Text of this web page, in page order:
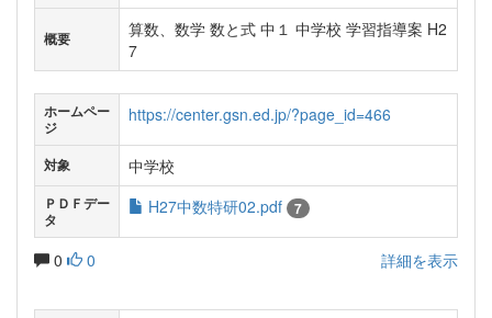
概要
算数、数学 数と式 中１ 中学校 学習指導案 H2
7
ホームペー
ジ
https://center.gsn.ed.jp/?page_id=466
対象 中学校
ＰＤＦデー
タ
H27中数特研02.pdf 7
0 0 詳細を表示